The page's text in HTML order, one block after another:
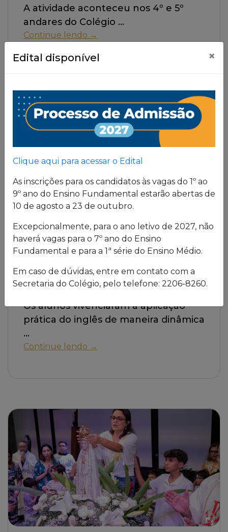
A atividade aconteceu nos 4º e 5º
andares do Colégio
Continue lendo →
13 de maio de 2025
9º ano EF participa de um
“escape game”, em
Copacabana
Os alunos vivenciaram a aplicação
prática do inglês de maneira dinâmica
Continue lendo →
Edital disponível ×
Clique aqui para acessar o Edital
As inscrições para os candidatos às vagas do 1º ao
9º ano do Ensino Fundamental estarão abertas de
10 de agosto a 23 de outubro.
Excepcionalmente, para o ano letivo de 2027, não
haverá vagas para o 7º ano do Ensino
Fundamental e para a 1ª série do Ensino Médio.
Em caso de dúvidas, entre em contato com a
Secretaria do Colégio, pelo telefone: 2206-8260.